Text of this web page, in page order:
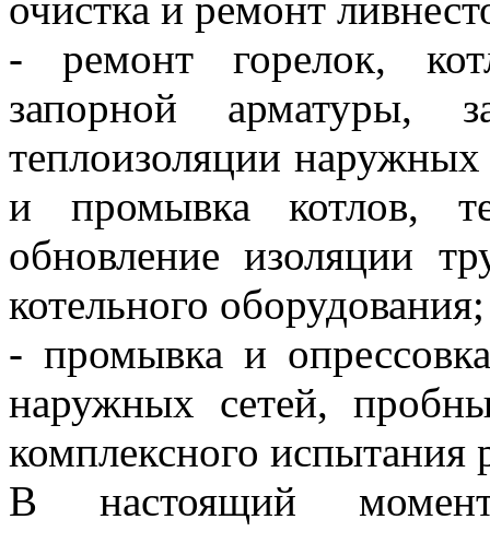
- ремонт горелок,
запорной арматуры,
теплоизоляции
и промывка котлов,
обновление изоляции
котельного оборудования;
- промывка и
наружных сетей,
комплексного испытания
В настоящий